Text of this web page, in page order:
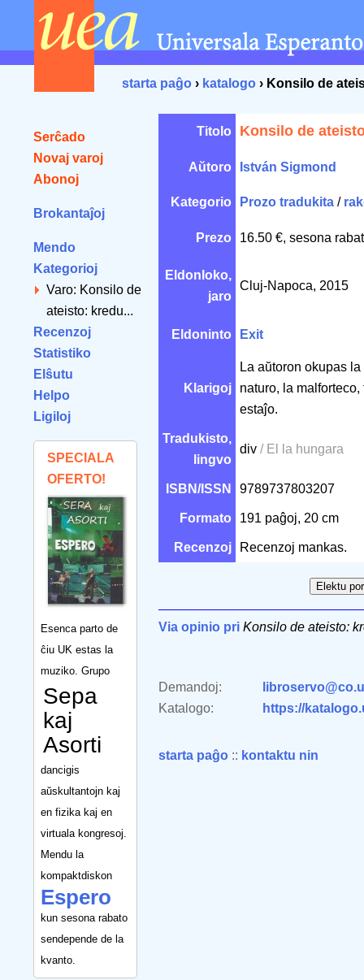
starta paĝo › katalogo › Konsilo de
Serĉado
Novaj varoj
Abonoj
Brokantaĵoj
Mendo
Kategorioj
Varo: Konsilo de
ateisto: kredu...
Recenzoj
Statistiko
Elŝutu
Helpo
Ligiloj
SPECIALA
OFERTO!
Esenca parto de
ĉiu UK estas la
muziko. Grupo
Sepa
kaj
Asorti
dancigis
aŭskultantojn kaj
en fizika kaj en
virtuala kongresoj.
Mendu la
kompaktdiskon
Espero
kun sesona rabato
sendepende de la
kvanto.
Titolo Konsilo de
Aŭtoro István Sigmond
Kategorio Prozo tradukita /
Prezo 16.50 €, sesona
Eldonloko,
jaro
Cluj-Napoca, 2015
Eldoninto Exit
Klarigoj
La aŭtoron okupas
naturo, la
estaĵo.
Tradukisto,
lingvo
div / El la hungara
ISBN/ISSN 9789737803207
Formato 191 paĝoj, 20 cm
Recenzoj Recenzoj mankas.
Via opinio pri Konsilo de ateisto:
Demandoj:
Katalogo:
https://
starta paĝo :: kontaktu nin